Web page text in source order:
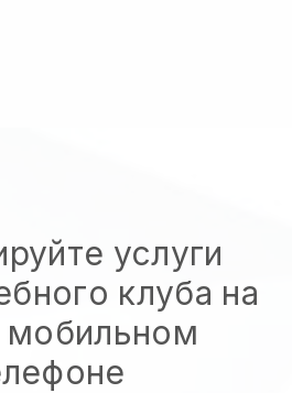
услуги
клуба на